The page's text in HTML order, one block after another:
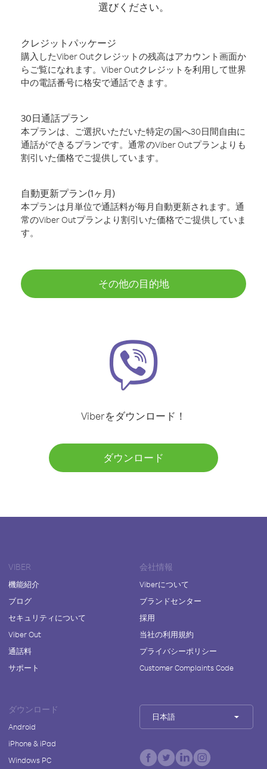
選びください。
クレジットパッケージ
購入したViber Outクレジットの残高はアカウント画面か
らご覧になれます。Viber Outクレジットを利用して世界
中の電話番号に格安で通話できます。
30日通話プラン
本プランは、ご選択いただいた特定の国へ30日間自由に
通話ができるプランです。通常のViber Outプランよりも
割引いた価格でご提供しています。
自動更新プラン(1ヶ月)
本プランは月単位で通話料が毎月自動更新されます。通
常のViber Outプランより割引いた価格でご提供していま
す。
その他の目的地
Viberをダウンロード！
ダウンロード
VIBER
機能紹介
ブログ
セキュリティについて
Viber Out
通話料
サポート
会社情報
Viberについて
ブランドセンター
採用
当社の利用規約
プライバシーポリシー
Customer Complaints Code
ダウンロード
Android
iPhone & iPad
Windows PC
日本語